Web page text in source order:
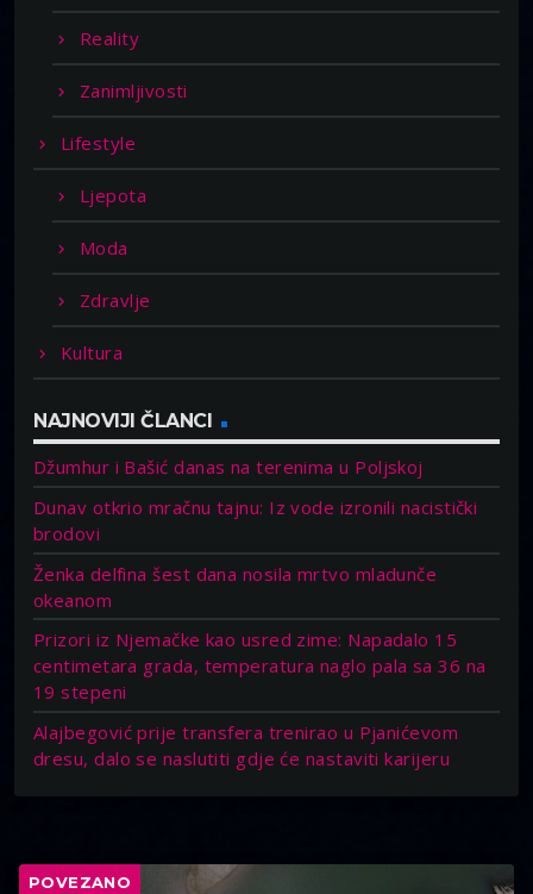
Reality
Zanimljivosti
Lifestyle
Ljepota
Moda
Zdravlje
Kultura
NAJNOVIJI ČLANCI
Džumhur i Bašić danas na terenima u Poljskoj
Dunav otkrio mračnu tajnu: Iz vode izronili nacistički
brodovi
Ženka delfina šest dana nosila mrtvo mladunče
okeanom
Prizori iz Njemačke kao usred zime: Napadalo 15
centimetara grada, temperatura naglo pala sa 36 na
19 stepeni
Alajbegović prije transfera trenirao u Pjanićevom
dresu, dalo se naslutiti gdje će nastaviti karijeru
POVEZANO